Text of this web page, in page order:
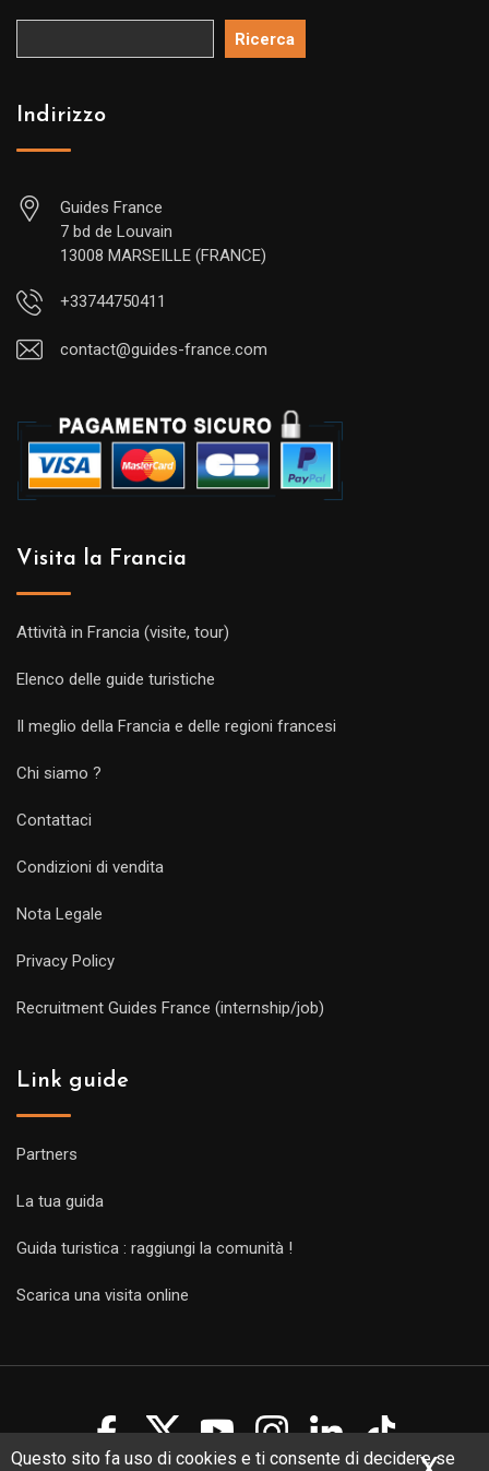
Questo sito fa uso di cookies e ti consente di decidere se
Ricerca
Indirizzo
Guides France
7 bd de Louvain
13008 MARSEILLE (FRANCE)
+33744750411
contact@guides-france.com
Visita la Francia
Attività in Francia (visite, tour)
Elenco delle guide turistiche
Il meglio della Francia e delle regioni francesi
Chi siamo ?
Contattaci
Condizioni di vendita
Nota Legale
Privacy Policy
Recruitment Guides France (internship/job)
Link guide
Partners
La tua guida
Guida turistica : raggiungi la comunità !
Scarica una visita online